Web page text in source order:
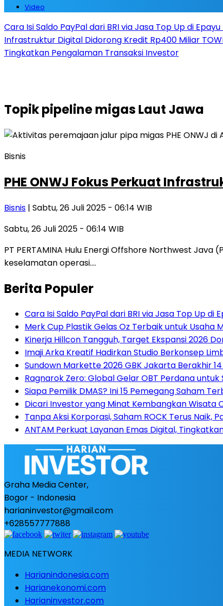
Video
Cara Isi Saldo PayPal dari BRI via Jasa Top Up di
Infrastruktur Digital Didorong Kredit Rp400 Miliar
Tingkatkan Pengalaman Transaksi Investor
Topikpipeline migas Laut Jawa
Bisnis
PHE ONWJ Fokus Perkuat
Bisnis | Sabtu, 26 Juli 2025 - 06:14 WIB
Sabtu, 26 Juli 2025 - 06:14 WIB
PT PERTAMINA Hulu Energi Offshore Northwest
keselamatan operasi….
Berita Populer
Cara Isi Saldo PayPal dari BRI via Jasa Top Up di
Merk Cup Plastik Gelas Oz Terbaik untuk Usaha
Kinerja Hillcon Tangguh, Target Ekspansi 2026
Imaji Arka Kreatif Hadirkan Studio Berkonsep
Sundown Markette 2026 GBK Jakarta Berakhir
Ragnarok Zero: Global Gelar OBT Perdana
Siapa Pemilik DMAS? Ini 15 Pemegang Saham
Dicari Investor yang Minat Kembangkan Wisata
Tanpa Aksi Korporasi, Saham ROCK Terus Naik,
ANTAM Perkuat Layanan Emas Digital,
Graha Media Center,
Bogor - Indonesia
harianinvestor@gmail.com
+628557777888
MEDIA NETWORK
Harianindonesia.com
Harianekonomi.com
Harianinvestor.com